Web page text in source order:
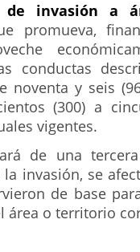
de invasión a
promueva,
conductas
noventa y seis
(300) a
vigentes.
de una
invasión, se
de base
área o territorio